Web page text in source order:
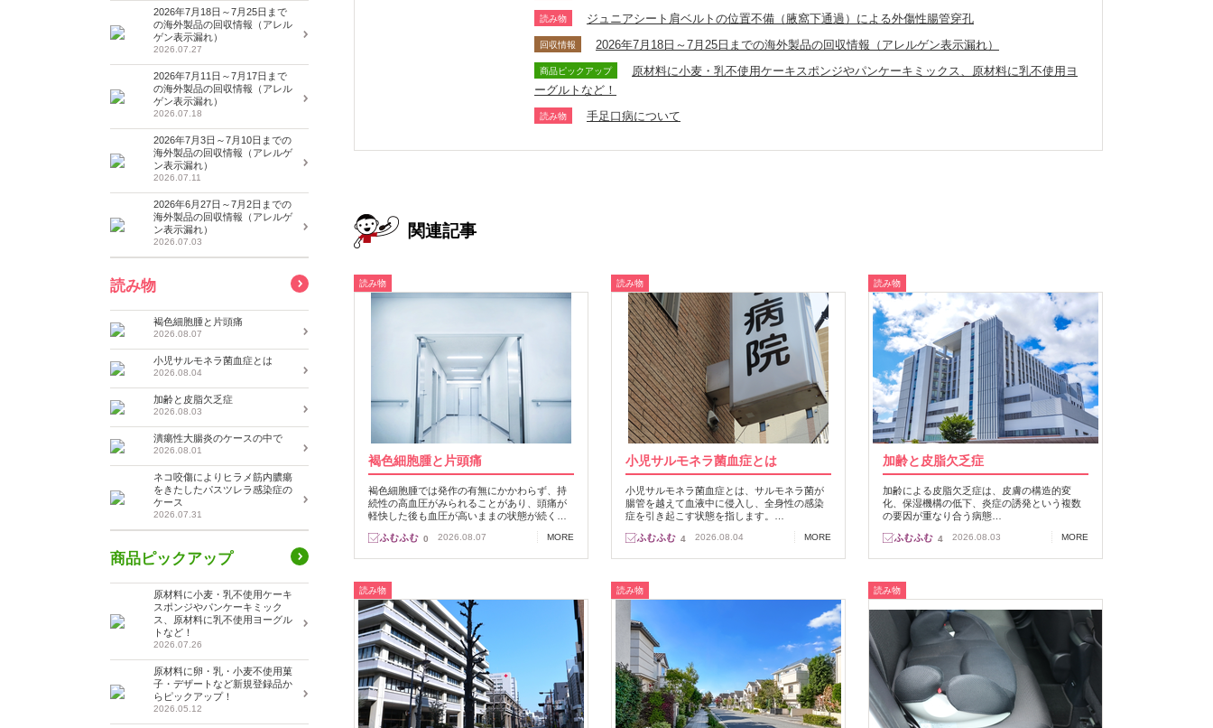
読み物 ジュニアシート肩ベルトの位置不備（腋窩下通過）による外傷性腸管穿孔
回収情報 2026年7月18日～7月25日までの海外製品の回収情報（アレルゲン表示漏れ）
商品ピックアップ
原材料に小麦・乳不使用ケーキスポンジやパンケーキミックス、原材料に乳不使用ヨ
ーグルトなど！
読み物 手足口病について
関連記事
読み物
褐色細胞腫と片頭痛
褐色細胞腫では発作の有無にかかわらず、持
続性の高血圧がみられることがあり、頭痛が
軽快した後も血圧が高いままの状態が続く…
0 2026.08.07 MORE
読み物
小児サルモネラ菌血症とは
小児サルモネラ菌血症とは、サルモネラ菌が
腸管を越えて血液中に侵入し、全身性の感染
症を引き起こす状態を指します。…
4 2026.08.04 MORE
読み物
加齢と皮脂欠乏症
加齢による皮脂欠乏症は、皮膚の構造的変
化、保湿機構の低下、炎症の誘発という複数
の要因が重なり合う病態…
4 2026.08.03 MORE
読み物 読み物 読み物
2026年7月18日～7月25日まで
の海外製品の回収情報（アレル
ゲン表示漏れ）
2026.07.27
2026年7月11日～7月17日まで
の海外製品の回収情報（アレル
ゲン表示漏れ）
2026.07.18
2026年7月3日～7月10日までの
海外製品の回収情報（アレルゲ
ン表示漏れ）
2026.07.11
2026年6月27日～7月2日までの
海外製品の回収情報（アレルゲ
ン表示漏れ）
2026.07.03
読み物
褐色細胞腫と片頭痛
2026.08.07
小児サルモネラ菌血症とは
2026.08.04
加齢と皮脂欠乏症
2026.08.03
潰瘍性大腸炎のケースの中で
2026.08.01
ネコ咬傷によりヒラメ筋内膿瘍
をきたしたパスツレラ感染症の
ケース
2026.07.31
商品ピックアップ
原材料に小麦・乳不使用ケーキ
スポンジやパンケーキミック
ス、原材料に乳不使用ヨーグル
トなど！
2026.07.26
原材料に卵・乳・小麦不使用菓
子・デザートなど新規登録品か
らピックアップ！
2026.05.12